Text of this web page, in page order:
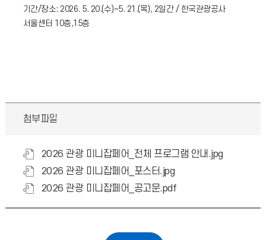
기간/장소: 2026. 5. 20.(수)~5. 21.(목), 2일간 / 한국관광공사
서울센터 10층,15층
첨부파일
2026 관광 미니잡페어_전체 프로그램 안내.jpg
2026 관광 미니잡페어_포스터.jpg
2026 관광 미니잡페어_공고문.pdf